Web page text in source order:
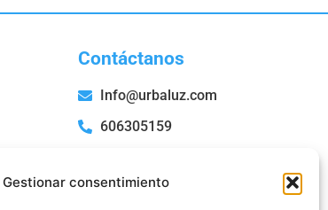
Gestionar consentimiento
Contáctanos
Info@urbaluz.com
606305159
36204 Vigo- Pontevedra